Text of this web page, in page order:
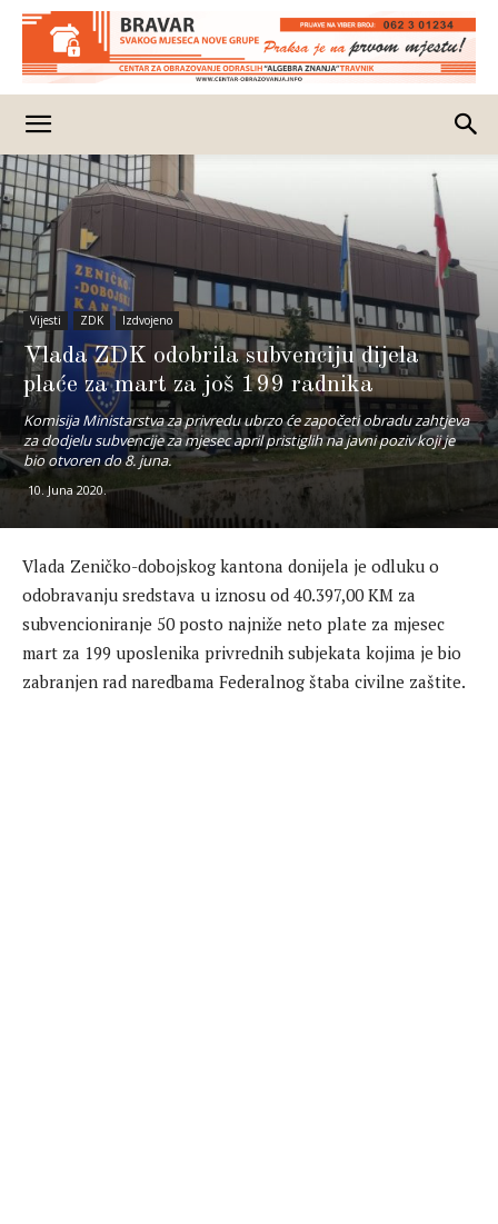
Vijesti ZDK Izdvojeno
Vlada ZDK odobrila subvenciju dijela
plaće za mart za još 199 radnika
Komisija Ministarstva za privredu ubrzo će započeti obradu zahtjeva
za dodjelu subvencije za mjesec april pristiglih na javni poziv koji je
bio otvoren do 8. juna.
10. Juna 2020.
Vlada Zeničko-dobojskog kantona donijela je odluku o
odobravanju sredstava u iznosu od 40.397,00 KM za
subvencioniranje 50 posto najniže neto plate za mjesec
mart za 199 uposlenika privrednih subjekata kojima je bio
zabranjen rad naredbama Federalnog štaba civilne zaštite.